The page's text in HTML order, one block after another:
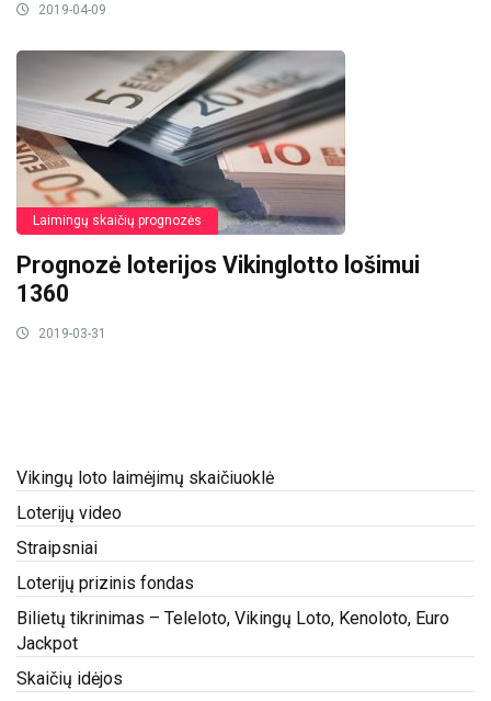
2019-04-09
Laimingų skaičių prognozės
Prognozė loterijos Vikinglotto lošimui
1360
2019-03-31
Vikingų loto laimėjimų skaičiuoklė
Loterijų video
Straipsniai
Loterijų prizinis fondas
Bilietų tikrinimas – Teleloto, Vikingų Loto, Kenoloto, Euro
Jackpot
Skaičių idėjos